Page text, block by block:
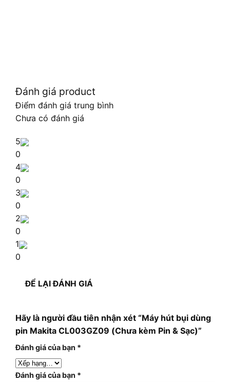
Đánh giá product
Điểm đánh giá trung bình
Chưa có đánh giá
5
0
4
0
3
0
2
0
1
0
ĐỂ LẠI ĐÁNH GIÁ
Hãy là người đầu tiên nhận xét “Máy hút bụi dùng
pin Makita CL003GZ09 (Chưa kèm Pin & Sạc)”
Đánh giá của bạn *
Đánh giá của bạn *